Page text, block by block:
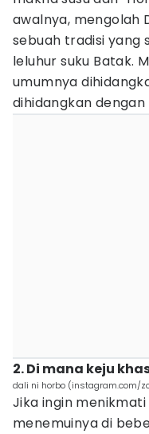
awalnya, mengolah
sebuah tradisi yang
leluhur suku Batak.
umumnya
dihidangkan dengan
2. Di mana keju
dali ni horbo (instagram.com/
Jika ingin
menemuinya di